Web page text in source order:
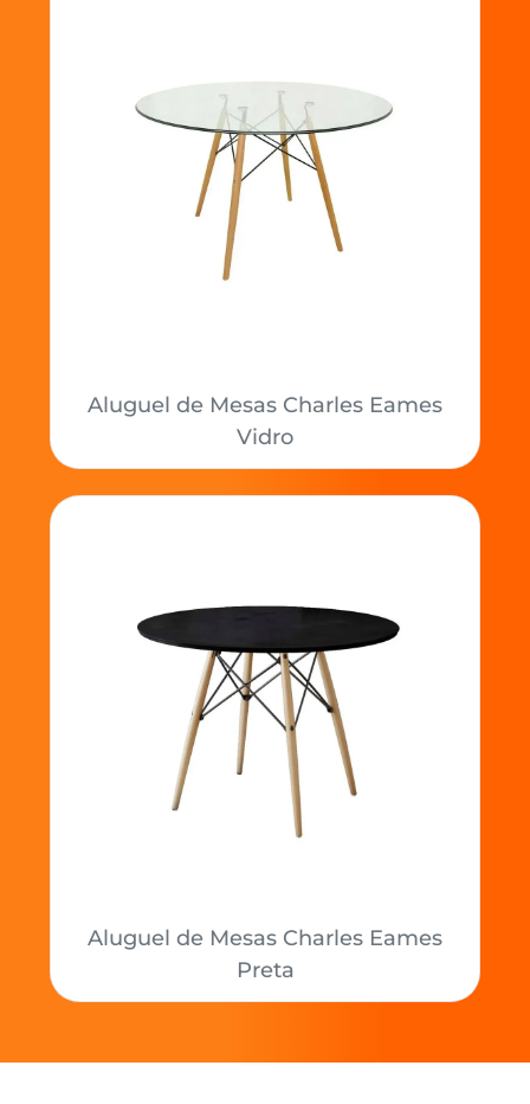
Aluguel de Mesas Charles Eames
Vidro
Aluguel de Mesas Charles Eames
Preta